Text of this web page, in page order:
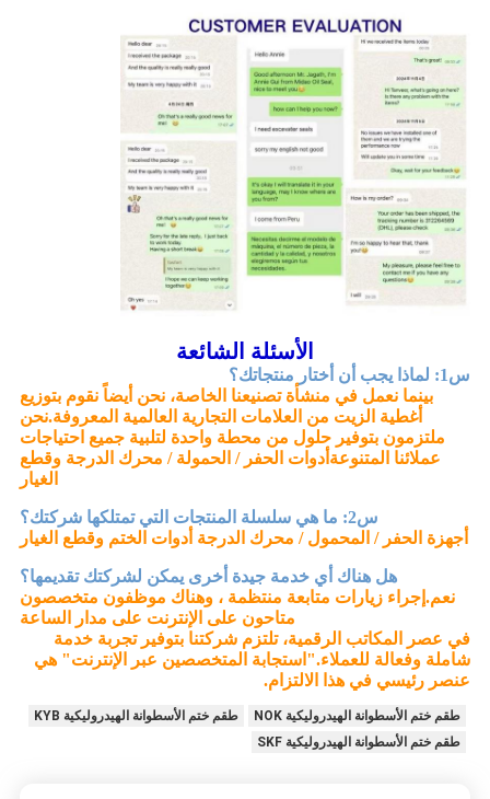
الأسئلة الشائعة
س1: لماذا يجب أن أختار منتجاتك؟
بينما نعمل في منشأة تصنيعنا الخاصة، نحن أيضاً نقوم بتوزيع
أغطية الزيت من العلامات التجارية العالمية المعروفة.نحن
ملتزمون بتوفير حلول من محطة واحدة لتلبية جميع احتياجات
عملائنا المتنوعةأدوات الحفر / الحمولة / محرك الدرجة وقطع
الغيار
س2: ما هي سلسلة المنتجات التي تمتلكها شركتك؟
أجهزة الحفر / المحمول / محرك الدرجة أدوات الختم وقطع الغيار
هل هناك أي خدمة جيدة أخرى يمكن لشركتك تقديمها؟
نعم. إجراء زيارات متابعة منتظمة ، وهناك موظفون متخصصون
متاحون على الإنترنت على مدار الساعة
في عصر المكاتب الرقمية، تلتزم شركتنا بتوفير تجربة خدمة
شاملة وفعالة للعملاء."استجابة المتخصصين عبر الإنترنت" هي
عنصر رئيسي في هذا الالتزام.
طقم ختم الأسطوانة الهيدروليكية NOK
طقم ختم الأسطوانة الهيدروليكية KYB
طقم ختم الأسطوانة الهيدروليكية SKF